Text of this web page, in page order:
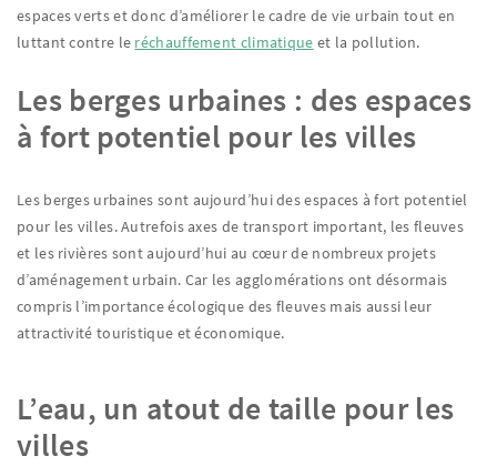
espaces verts et donc d’améliorer le cadre de vie urbain tout en
luttant contre le réchauffement climatique et la pollution.
Les berges urbaines : des espaces
à fort potentiel pour les villes
Les berges urbaines sont aujourd’hui des espaces à fort potentiel
pour les villes. Autrefois axes de transport important, les fleuves
et les rivières sont aujourd’hui au cœur de nombreux projets
d’aménagement urbain. Car les agglomérations ont désormais
compris l’importance écologique des fleuves mais aussi leur
attractivité touristique et économique.
L’eau, un atout de taille pour les
villes